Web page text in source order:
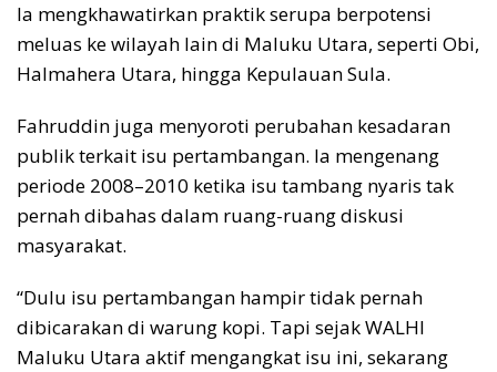
Ia mengkhawatirkan praktik serupa berpotensi
meluas ke wilayah lain di Maluku Utara, seperti Obi,
Halmahera Utara, hingga Kepulauan Sula.
Fahruddin juga menyoroti perubahan kesadaran
publik terkait isu pertambangan. Ia mengenang
periode 2008–2010 ketika isu tambang nyaris tak
pernah dibahas dalam ruang-ruang diskusi
masyarakat.
“Dulu isu pertambangan hampir tidak pernah
dibicarakan di warung kopi. Tapi sejak WALHI
Maluku Utara aktif mengangkat isu ini, sekarang